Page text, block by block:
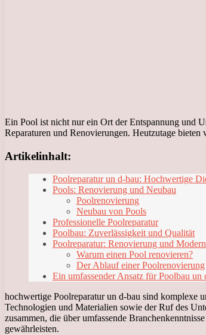
Ein Pool ist nicht nur ein Ort der Entspannung und
Reparaturen und Renovierungen. Heutzutage
Artikelinhalt:
Poolreparatur un d-bau: Hochwertige
Pools: Renovierung und Neubau
Poolrenovierung
Neubau von Pools
Professionelle Poolreparatur
Poolbau: Zuverlässigkeit und Qualität
Poolreparatur: Renovierung und
Warum einen Pool renovieren?
Der Ablauf einer Poolrenovierung
Ein umfassender Ansatz für Poolbau un
hochwertige Poolreparatur un d-bau sind komplexe
Technologien und Materialien sowie der Ruf des
zusammen, die über umfassende
gewährleisten.